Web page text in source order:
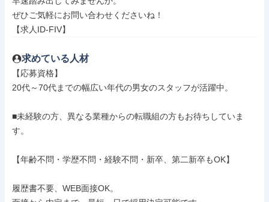
ぜひご気軽にお問い合わせくださいね！
【求人ID-FIV】
求めている人材
【応募資格】
20代～70代までの幅広い年代の男女のスタッフが活躍中。
■未経験の方、異なる業種からの転職組の方もお待ちしていま
す。
【年齢不問・学歴不問・経験不問・新卒、第二新卒もOK】
履歴書不要、WEB面接OK。